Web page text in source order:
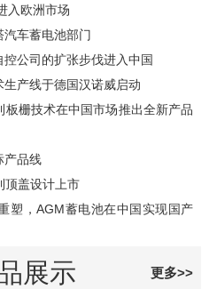
入欧洲市场
汽车蓄电池部门
公司的扩张步伐进入中国
生产线于德国汉诺威启动
板栅技术在中国市场推出全新产品
产品线
顶盖设计上市
塑，AGM蓄电池在中国实现国产
展示 更多>>